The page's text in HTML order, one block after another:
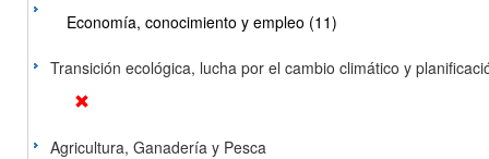
Economía, conocimiento y empleo (11)
Transición ecológica, lucha por el cambio climático y
Agricultura, Ganadería y Pesca